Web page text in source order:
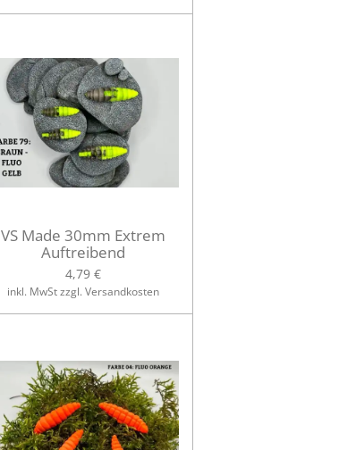
VS Made 30mm Extrem
Auftreibend
4,79 €
inkl. MwSt zzgl. Versandkosten